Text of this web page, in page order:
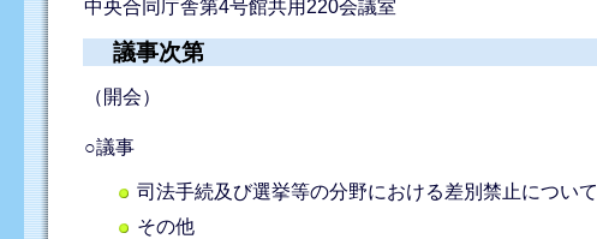
中央合同庁舎第4号館共用220会議室
議事次第
（開会）
○議事
司法手続及び選挙等の分野における差別禁止について
その他